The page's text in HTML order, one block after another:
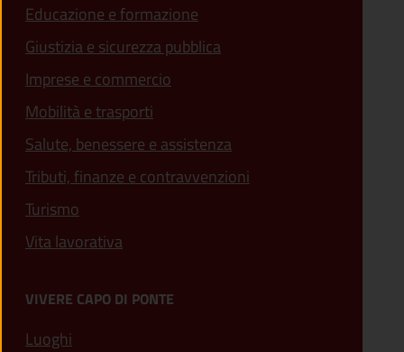
Educazione e formazione
Giustizia e sicurezza pubblica
Imprese e commercio
Mobilità e trasporti
Salute, benessere e assistenza
Tributi, finanze e contravvenzioni
Turismo
Vita lavorativa
VIVERE CAPO DI PONTE
Luoghi